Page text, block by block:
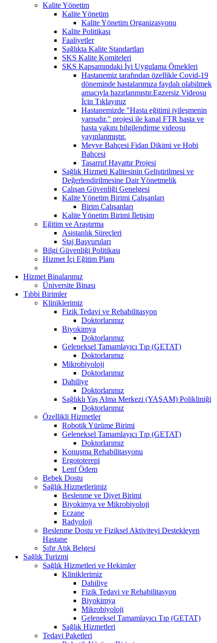
Kalite Yönetim
Kalite Yönetim
Kalite Yönetim Organizasyonu
Kalite Politikası
Faaliyetler
Sağlıkta Kalite Standartları
SKS Kalite Komiteleri
SKS Kapsamındaki İyi Uygulama Örnekleri
Hastanemiz tarafından özellikle Covid-19
döneminde hastalarımıza faydalı olabilmek
amacıyla hazırlanmıstır.Egzersiz Videosu
İçin Tıklayınız
Hastanemizde "Hasta eğitimi iyileşmenin
yarısıdır." projesi ile kanal FTR hasta ve
hasta yakını bilgilendirme videosu
yayınlanmıştır.
Meyve Bahçesi Fidan Dikimi ve Hobi
Bahçesi
Tasarruf Hayattır Projesi
Sağlık Hizmeti Kalitesinin Geliştirilmesi ve
Değerlendirilmesine Dair Yönetmelik
Çalışan Güvenliği Genelgesi
Kalite Yönetim Birimi Çalışanları
Birim Çalışanları
Kalite Yönetim Birimi İletişim
Eğitim ve Araştırma
Asistanlık Süreçleri
Staj Başvuruları
Bilgi Güvenliği Politikası
Hizmet İçi Eğitim Planı
Hizmet Binalarımız
Üniversite Binası
Tıbbi Birimler
Kliniklerimiz
Fizik Tedavi ve Rehabilitasyon
Doktorlarımız
Biyokimya
Doktorlarımız
Geleneksel Tamamlayıcı Tıp (GETAT)
Doktorlarımız
Mikrobiyoloji
Doktorlarımız
Dahiliye
Doktorlarımız
Sağlıklı Yaş Alma Merkezi (YAŞAM) Polikliniği
Doktorlarımız
Özellikli Hizmetler
Robotik Yürüme Birimi
Geleneksel Tamamlayıcı Tıp (GETAT)
Doktorlarımız
Konuşma Rehabilitasyonu
Ergototerepi
Lenf Ödem
Bebek Dostu
Sağlık Hizmetlerimiz
Beslenme ve Diyet Birimi
Biyokimya ve Mikrobiyoloji
Eczane
Radyoloji
Beslenme Dostu ve Fiziksel Aktiviteyi Destekleyen
Hastane
Sıfır Atık Belgesi
Sağlık Turizmi
Sağlık Hizmetleri ve Hekimler
Kliniklerimiz
Dahiliye
Fizik Tedavi ve Rehabilitasyon
Biyokimya
Mikrobiyoloji
Geleneksel Tamamlayıcı Tıp (GETAT)
Sağlık Hizmetleri
Tedavi Paketleri